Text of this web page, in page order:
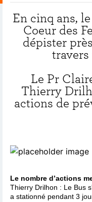
En cinq ans,
Coeur des
dépister
travers
Le Pr
Thierry
actions de
Le nombre d’actions
Thierry Drilhon : Le Bus
a stationné pendant 3